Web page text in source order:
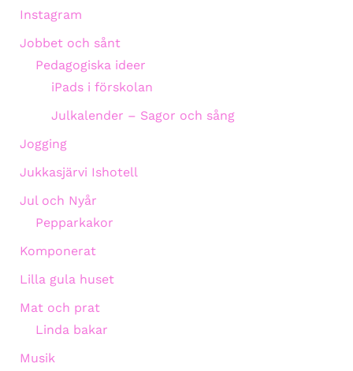
Instagram
Jobbet och sånt
Pedagogiska ideer
iPads i förskolan
Julkalender – Sagor och sång
Jogging
Jukkasjärvi Ishotell
Jul och Nyår
Pepparkakor
Komponerat
Lilla gula huset
Mat och prat
Linda bakar
Musik